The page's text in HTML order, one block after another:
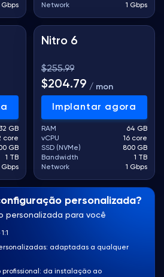
Gbps
Network
1 Gbps
32 GB
core
GB
1 TB
Gbps
Nitro 6
$255.99
$204.79 / mon
Implantar agora
RAM
64 GB
vCPU
16 core
SSD (NVMe)
800 GB
Bandwidth
1 TB
Network
1 Gbps
personalizada?
personalizada para você
adaptadas a qualquer
da instalação ao